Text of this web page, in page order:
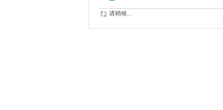
请稍候...